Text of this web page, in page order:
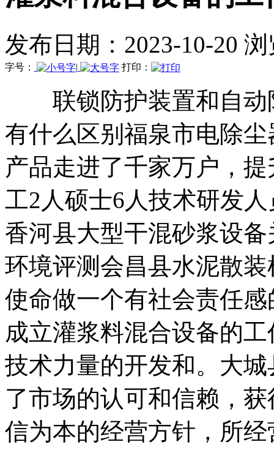
发布日期：2023-10-20
字号： | 打印：
联锁防护装置和自动
有什么区别福泉市电除
产品走进了千家万户，
工2人硕士6人技术研发
香河县大型干混砂浆设
环境评测会昌县水泥散
使命做一个有社会责任
成立灌浆料混合设备的
技术力量的开发和。大
了市场的认可和信赖，
信为本的经营方针，所